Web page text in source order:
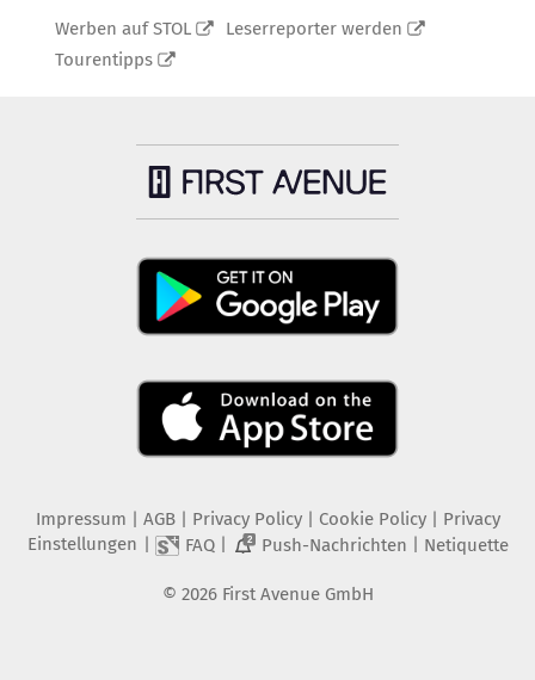
Werben auf STOL
Leserreporter werden
Tourentipps
Impressum AGB Privacy Policy| Cookie Policy| Privacy
Einstellungen
FAQ| 2 Push-Nachrichten Netiquette
© 2026 First Avenue GmbH